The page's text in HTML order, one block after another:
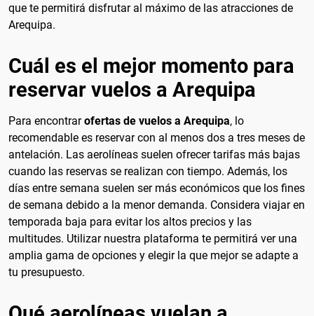
que te permitirá disfrutar al máximo de las atracciones de
Arequipa.
Cuál es el mejor momento para
reservar vuelos a Arequipa
Para encontrarofertas de vuelos a Arequipa, lo
recomendable es reservar con al menos dos a tres meses de
antelación. Las aerolíneas suelen ofrecer tarifas más bajas
cuando las reservas se realizan con tiempo. Además, los
días entre semana suelen ser más económicos que los fines
de semana debido a la menor demanda. Considera viajar en
temporada baja para evitar los altos precios y las
multitudes. Utilizar nuestra plataforma te permitirá ver una
amplia gama de opciones y elegir la que mejor se adapte a
tu presupuesto.